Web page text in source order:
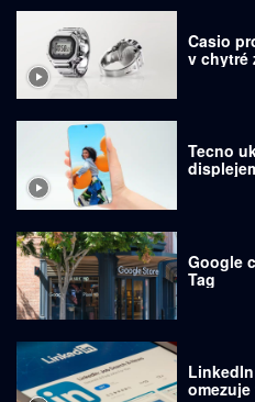
Casio
v chytré
Tecno
Google
Tag